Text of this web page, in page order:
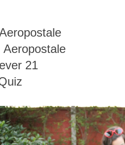
Aeropostale
21